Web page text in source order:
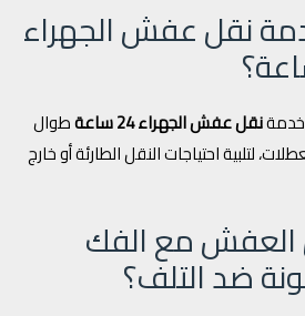
نقل عفش الجهراء
خدمةنقل عفش الجهراء 24 ساعة
طوال
لتلبية احتياجات النقل الطارئة أو خارج
مع الفك
ضد التلف؟